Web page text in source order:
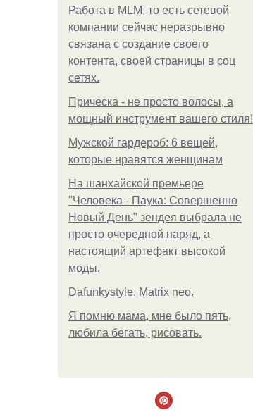
Работа в MLM, то есть сетевой
компании сейчас неразрывно
связана с создание своего
контента, своей страницы в соц
сетях.
Прическа - не просто волосы, а
мощный инструмент вашего стиля!
Мужской гардероб: 6 вещей,
которые нравятся женщинам
На шанхайской премьере
"Человека - Паука: Совершенно
Новый День" зендея выбрала не
просто очередной наряд, а
настоящий артефакт высокой
моды.
Dafunkystyle. Matrix neo.
Я помню мама, мне было пять,
любила бегать, рисовать.